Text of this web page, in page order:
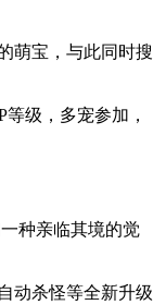
萌宝，与此同时搜
级，多宠参加，
种亲临其境的觉
动杀怪等全新升级